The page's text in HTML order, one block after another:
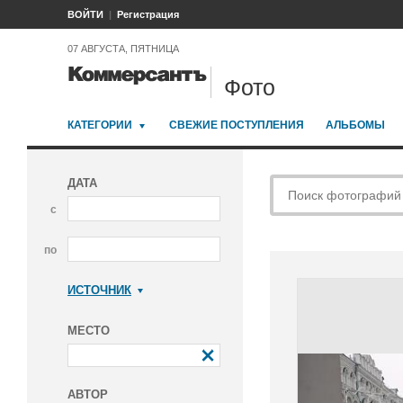
ВОЙТИ Регистрация
07 АВГУСТА, ПЯТНИЦА
Фото
КАТЕГОРИИ СВЕЖИЕ ПОСТУПЛЕНИЯ АЛЬБОМЫ
ДАТА
с
по
ИСТОЧНИК
МЕСТО
АВТОР